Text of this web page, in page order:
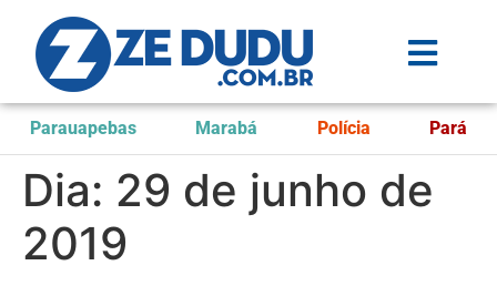
Parauapebas Marabá Polícia Pará
Dia: 29 de junho de
2019